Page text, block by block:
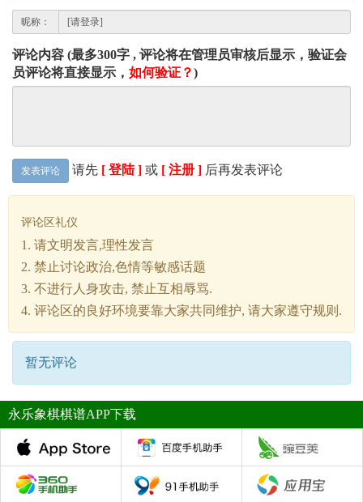
昵称：
评论内容 (最多300字 , 评论将在管理员审核后显示，验证会
员评论将直接显示， 如何验证？)
发表评论 请先 [ 登陆 ] 或 [ 注册 ] 后再发表评论
评论区礼仪
1. 请文明发言,理性发言
2. 禁止讨论政治,色情等敏感话题
3. 不进行人身攻击, 禁止互相辱骂.
4. 评论区的良好环境要靠大家共同维护, 请大家遵守规则.
暂无评论
永乐象棋棋谱APP下载